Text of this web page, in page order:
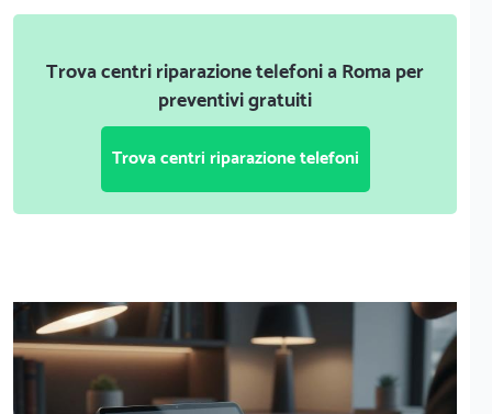
Trova centri riparazione telefoni a Roma per
preventivi gratuiti
Trova centri riparazione telefoni